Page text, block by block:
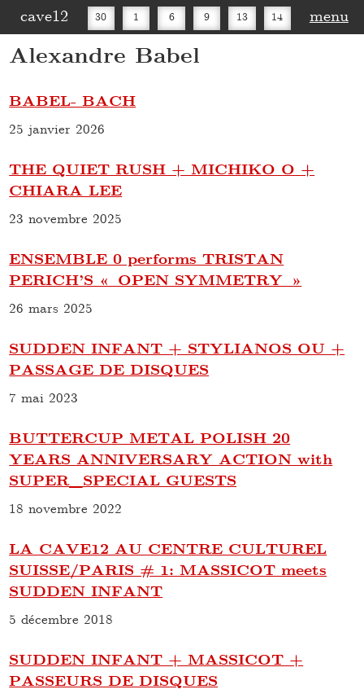
cave12 30 1 6 9 13 14
16 20 27
menu
Alexandre Babel
BABEL- BACH
25 janvier 2026
THE QUIET RUSH + MICHIKO O +
CHIARA LEE
23 novembre 2025
ENSEMBLE 0 performs TRISTAN
PERICH’S « OPEN SYMMETRY »
26 mars 2025
SUDDEN INFANT + STYLIANOS OU +
PASSAGE DE DISQUES
7 mai 2023
BUTTERCUP METAL POLISH 20
YEARS ANNIVERSARY ACTION with
SUPER_SPECIAL GUESTS
18 novembre 2022
LA CAVE12 AU CENTRE CULTUREL
SUISSE/PARIS # 1: MASSICOT meets
SUDDEN INFANT
5 décembre 2018
SUDDEN INFANT + MASSICOT +
PASSEURS DE DISQUES